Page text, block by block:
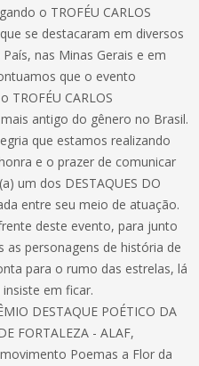
o TROFÉU CARLOS
se destacaram em diversos
nas Minas Gerais e em
que o evento
TROFÉU CARLOS
antigo do gênero no Brasil.
que estamos realizando
e o prazer de comunicar
um dos DESTAQUES DO
entre seu meio de atuação.
deste evento, para junto
personagens de história de
para o rumo das estrelas, lá
em ficar.
DESTAQUE POÉTICO DA
FORTALEZA - ALAF,
Poemas a Flor da